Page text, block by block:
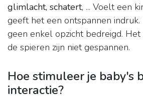
glimlacht, schatert, ... Voelt een
geeft het een ontspannen
geen enkel opzicht bedreigd. Het
de spieren zijn niet gespannen.
Hoe stimuleer je baby's
interactie?